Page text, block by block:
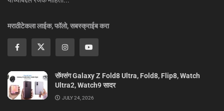
मराठीटेकला लाईक, फॉलो, सबस्क्राईब करा
सॅमसंग Galaxy Z Fold8 Ultra, Fold8, Flip8, Watch
Ultra2, Watch9 सादर
JULY 24, 2026